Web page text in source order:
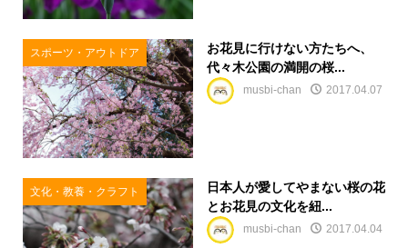
スポーツ・アウトドア
お花見に行けない方たちへ、
代々木公園の満開の桜...
musbi-chan 2017.04.07
文化・教養・クラフト
日本人が愛してやまない桜の花
とお花見の文化を紐...
musbi-chan 2017.04.04